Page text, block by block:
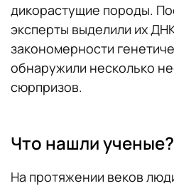
дикорастущие породы.
эксперты выделили их
закономерности
обнаружили несколько
сюрпризов.
Что нашли ученые?
На протяжении веков